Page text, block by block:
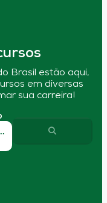
Brasil estão aqui,
em diversas
sua carreira!